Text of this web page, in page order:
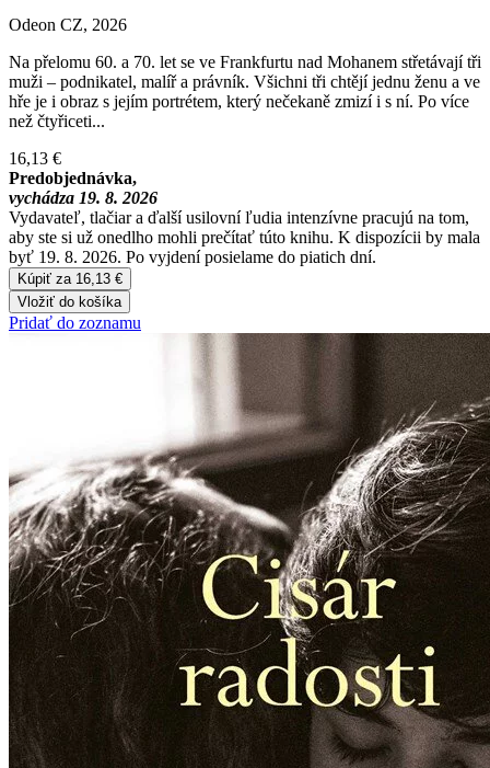
Odeon CZ, 2026
Na přelomu 60. a 70. let se ve Frankfurtu nad Mohanem střetávají tři
muži – podnikatel, malíř a právník. Všichni tři chtějí jednu ženu a ve
hře je i obraz s jejím portrétem, který nečekaně zmizí i s ní. Po více
než čtyřiceti...
16,13 €
Predobjednávka,
vychádza 19. 8. 2026
Vydavateľ, tlačiar a ďalší usilovní ľudia intenzívne pracujú na tom,
aby ste si už onedlho mohli prečítať túto knihu. K dispozícii by mala
byť 19. 8. 2026. Po vyjdení posielame do piatich dní.
Kúpiť za 16,13 €
Vložiť do košíka
Pridať do zoznamu